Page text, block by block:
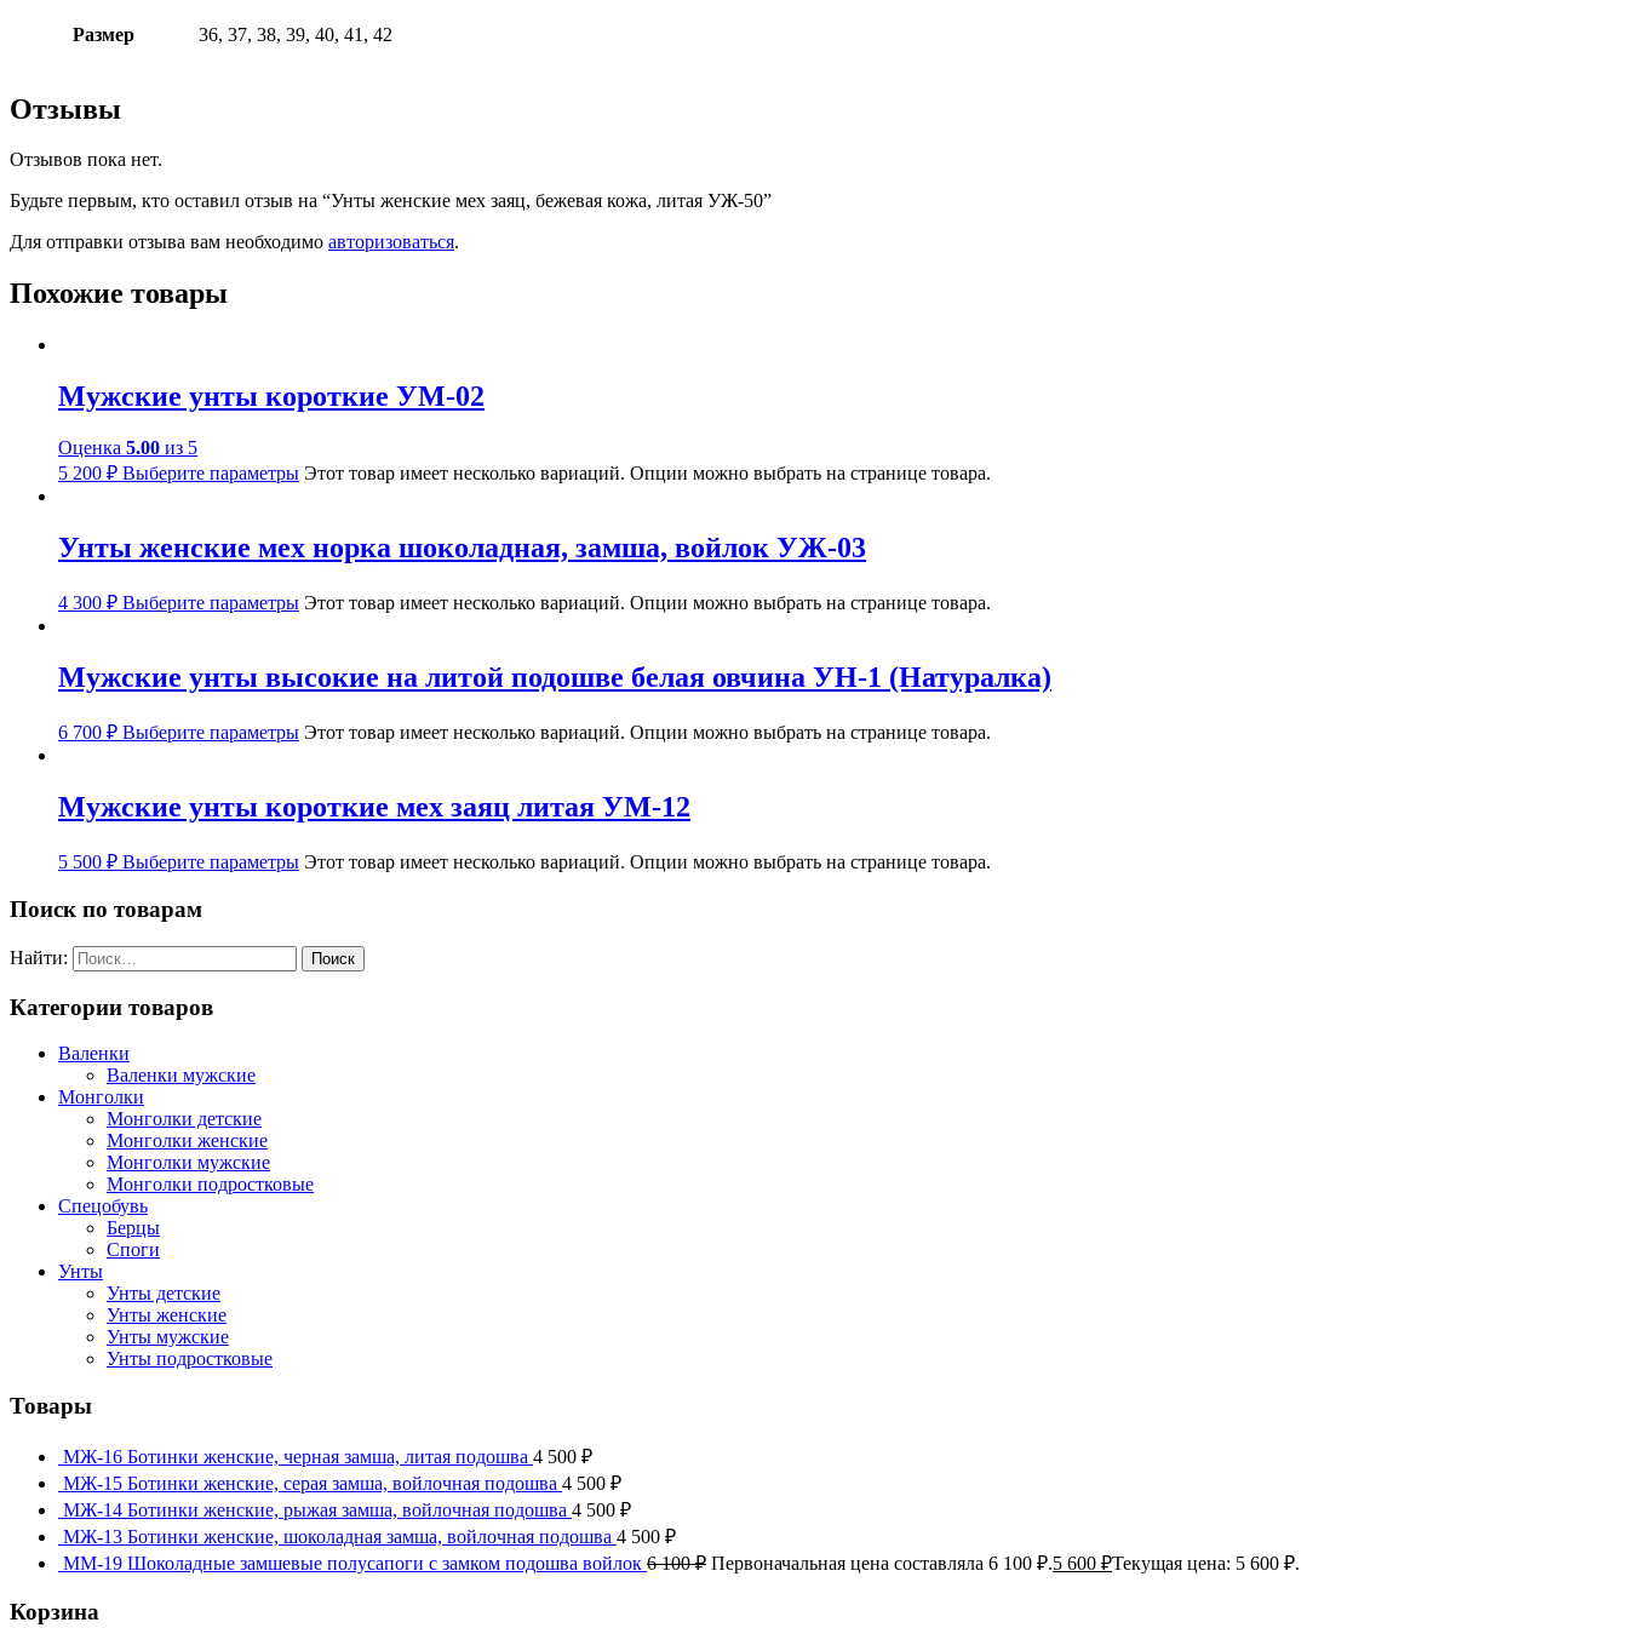
Размер 36, 37, 38, 39, 40, 41, 42
Отзывы
Отзывов пока нет.
Будьте первым, кто оставил отзыв на “Унты женские мех заяц, бежевая кожа, литая УЖ-50”
Для отправки отзыва вам необходимо авторизоваться.
Похожие товары
Мужские унты короткие УМ-02
Оценка 5.00 из 5
5 200 ₽ Выберите параметры Этот товар имеет несколько вариаций. Опции можно выбрать на странице товара.
Унты женские мех норка шоколадная, замша, войлок УЖ-03
4 300 ₽ Выберите параметры Этот товар имеет несколько вариаций. Опции можно выбрать на странице товара.
Мужские унты высокие на литой подошве белая овчина УН-1 (Натуралка)
6 700 ₽ Выберите параметры Этот товар имеет несколько вариаций. Опции можно выбрать на странице товара.
Мужские унты короткие мех заяц литая УМ-12
5 500 ₽ Выберите параметры Этот товар имеет несколько вариаций. Опции можно выбрать на странице товара.
Поиск по товарам
Найти:
Категории товаров
Валенки
Валенки мужские
Монголки
Монголки детские
Монголки женские
Монголки мужские
Монголки подростковые
Спецобувь
Берцы
Споги
Унты
Унты детские
Унты женские
Унты мужские
Унты подростковые
Товары
МЖ-16 Ботинки женские, черная замша, литая подошва 4 500 ₽
МЖ-15 Ботинки женские, серая замша, войлочная подошва 4 500 ₽
МЖ-14 Ботинки женские, рыжая замша, войлочная подошва 4 500 ₽
МЖ-13 Ботинки женские, шоколадная замша, войлочная подошва 4 500 ₽
ММ-19 Шоколадные замшевые полусапоги с замком подошва войлок 6 100₽ Первоначальная цена составляла 6 100 ₽.5 600 ₽Текущая цена: 5 600 ₽.
Корзина